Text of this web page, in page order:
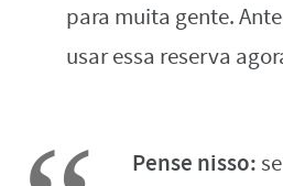
para muita gente.
usar essa reserva
Pense nisso: